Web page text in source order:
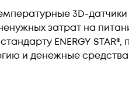
3D-
затрат на
ENERGY
и денежные